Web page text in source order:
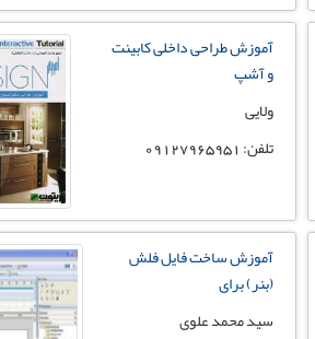
آموزش طراحی داخلی کابینت
و آشپ
ولایی
تلفن: 09127965951
آموزش ساخت فایل فلش
(بنر) برای
سید محمد علوی